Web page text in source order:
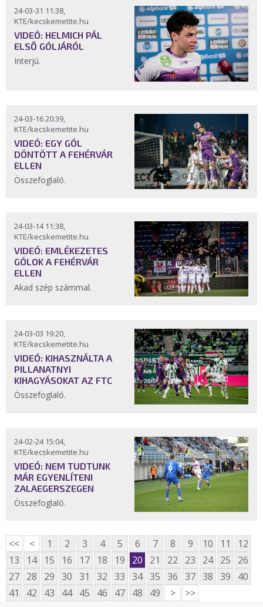
24-03-31 11:38,
KTE/kecskemetite.hu
VIDEÓ: HELMICH PÁL
ELSŐ GÓLJÁRÓL
Interjú.
24-03-16 20:39,
KTE/kecskemetite.hu
VIDEÓ: EGY GÓL
DÖNTÖTT A FEHÉRVÁR
ELLEN
Összefoglaló.
24-03-14 11:38,
KTE/kecskemetite.hu
VIDEÓ: EMLÉKEZETES
GÓLOK A FEHÉRVÁR
ELLEN
Akad szép számmal.
24-03-03 19:20,
KTE/kecskemetite.hu
VIDEÓ: KIHASZNÁLTA A
PILLANATNYI
KIHAGYÁSOKAT AZ FTC
Összefoglaló.
24-02-24 15:04,
KTE/kecskemetite.hu
VIDEÓ: NEM TUDTUNK
MÁR EGYENLÍTENI
ZALAEGERSZEGEN
Összefoglaló.
<< < 1 2 3 4 5 6 7 8 9 10 11
12
13
14 15 16 17 18 19 20 21 22 23 24 25
26
27 28 29 30 31 32 33 34 35 36 37 38 39
40
41
42 43 44 45 46 47 48 49 > >>